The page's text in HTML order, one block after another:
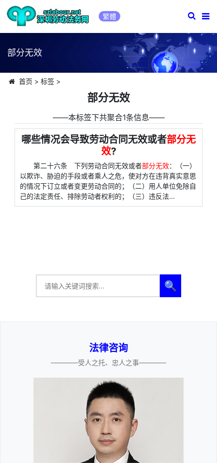
繁體
部分无效
首页 > 标签>
部分无效
――本标签下共聚合1条信息――
哪些情况会导致劳动合同无效或者部分无
效?
第二十六条 下列劳动合同无效或者部分无效：（一）
以欺诈、胁迫的手段或者乘人之危，使对方在违背真实意思
的情况下订立或者变更劳动合同的；（二）用人单位免除自
己的法定责任、排除劳动者权利的；（三）违反法...
🔍
法律咨询
————受人之托、忠人之事————